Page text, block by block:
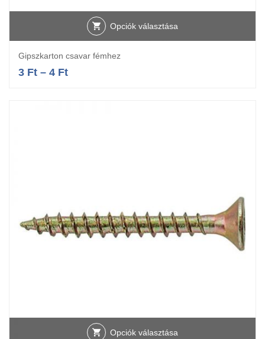
Opciók választása
Gipszkarton csavar fémhez
3 Ft – 4 Ft
Opciók választása